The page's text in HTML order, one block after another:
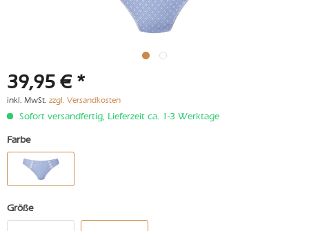
39,95 € *
inkl. MwSt. zzgl. Versandkosten
Sofort versandfertig, Lieferzeit ca. 1-3 Werktage
Farbe
Größe